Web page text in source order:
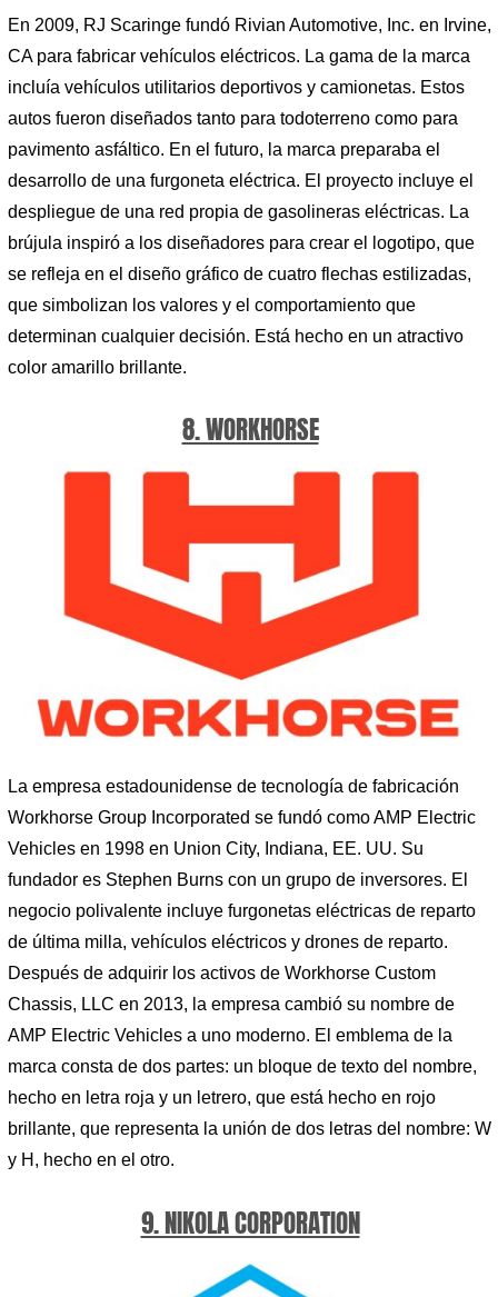
En 2009, RJ Scaringe fundó Rivian Automotive, Inc. en Irvine,
CA para fabricar vehículos eléctricos. La gama de la marca
incluía vehículos utilitarios deportivos y camionetas. Estos
autos fueron diseñados tanto para todoterreno como para
pavimento asfáltico. En el futuro, la marca preparaba el
desarrollo de una furgoneta eléctrica. El proyecto incluye el
despliegue de una red propia de gasolineras eléctricas. La
brújula inspiró a los diseñadores para crear el logotipo, que
se refleja en el diseño gráfico de cuatro flechas estilizadas,
que simbolizan los valores y el comportamiento que
determinan cualquier decisión. Está hecho en un atractivo
color amarillo brillante.
8. WORKHORSE
La empresa estadounidense de tecnología de fabricación
Workhorse Group Incorporated se fundó como AMP Electric
Vehicles en 1998 en Union City, Indiana, EE. UU. Su
fundador es Stephen Burns con un grupo de inversores. El
negocio polivalente incluye furgonetas eléctricas de reparto
de última milla, vehículos eléctricos y drones de reparto.
Después de adquirir los activos de Workhorse Custom
Chassis, LLC en 2013, la empresa cambió su nombre de
AMP Electric Vehicles a uno moderno. El emblema de la
marca consta de dos partes: un bloque de texto del nombre,
hecho en letra roja y un letrero, que está hecho en rojo
brillante, que representa la unión de dos letras del nombre: W
y H, hecho en el otro.
9. NIKOLA CORPORATION